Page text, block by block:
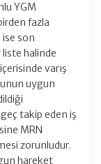
YGM
fazla
son
halinde
varış
uygun
takip eden iş
MRN
zorunludur.
hareket